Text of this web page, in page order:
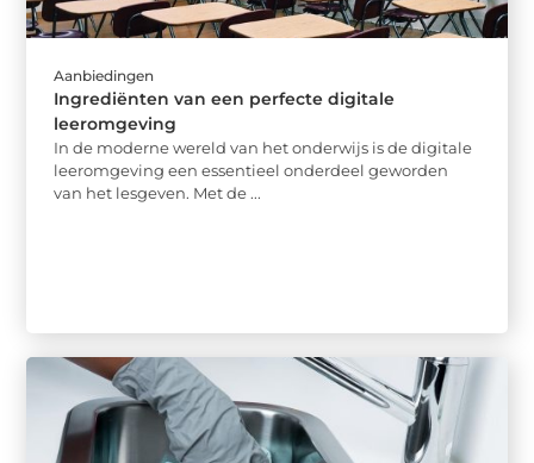
Aanbiedingen
Ingrediënten van een perfecte digitale
leeromgeving
In de moderne wereld van het onderwijs is de digitale
leeromgeving een essentieel onderdeel geworden
van het lesgeven. Met de ...